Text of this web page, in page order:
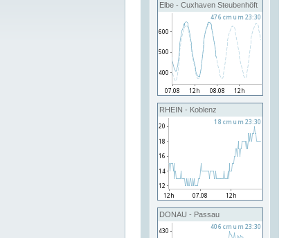
Elbe - Cuxhaven Steubenhöft
RHEIN - Koblenz
DONAU - Passau